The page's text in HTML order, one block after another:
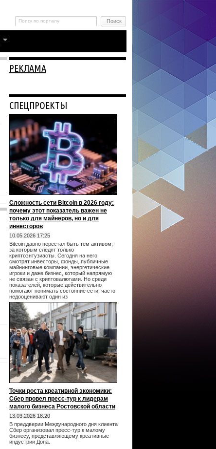
РЕКЛАМА
СПЕЦПРОЕКТЫ
Сложность сети Bitcoin в 2026 году:
почему этот показатель важен не
только для майнеров, но и для
инвесторов
10.05.2026 17:25
Bitcoin давно перестал быть тем активом,
за которым следят только
криптоэнтузиасты. Сегодня на него
смотрят инвесторы, фонды, публичные
майнинговые компании, энергетические
игроки и даже бизнес, который напрямую
не связан с криптовалютами. Но среди
показателей, которые действительно
помогают понимать состояние сети, часто
недооценивают один из
Точки роста креативной экономики:
Сбер провел пресс-тур к лидерам
малого бизнеса Ростовской области
13.03.2026 18:20
В преддверии Международного дня клиента
Сбер организовал пресс-тур к малому
бизнесу, представляющему креативные
индустрии Дона.